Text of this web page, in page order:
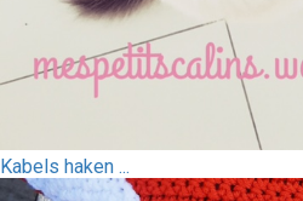
Kabels haken ...